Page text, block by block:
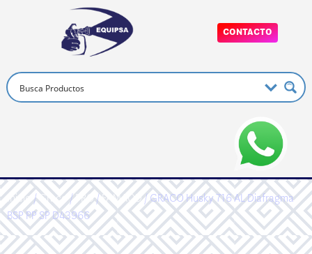
CONTACTO
Inicio/Graco/PRO/FAMAOD/ GRACO Husky 716 AL Diafragma
BSP PP SP D43966